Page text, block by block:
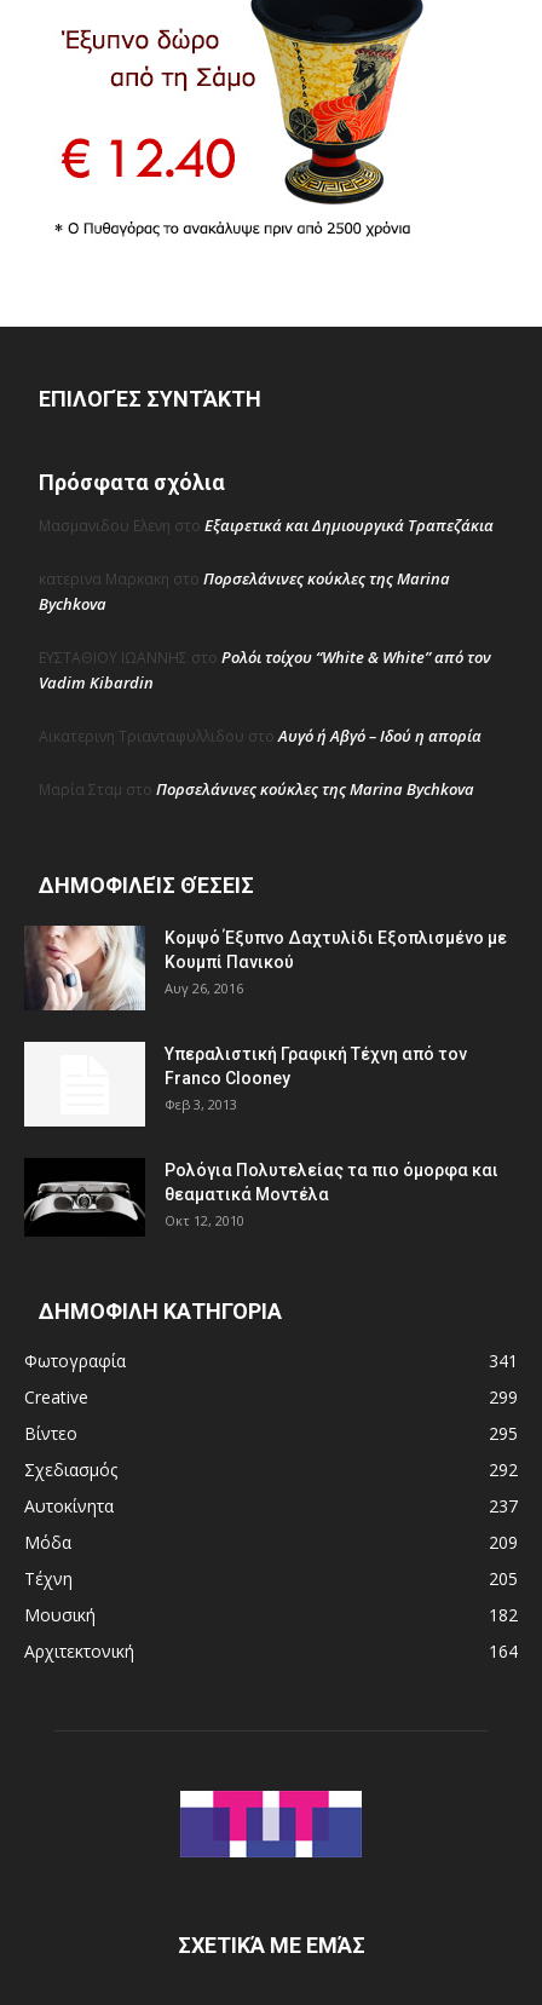
ΕΠΙΛΟΓΈΣ ΣΥΝΤΆΚΤΗ
Πρόσφατα σχόλια
Μασμανιδου Ελενη στο Εξαιρετικά και Δημιουργικά Τραπεζάκια
κατερινα Μαρκακη στο Πορσελάνινες κούκλες της Marina
Bychkova
ΕΥΣΤΑΘΙΟΥ ΙΩΑΝΝΗΣ στο Ρολόι τοίχου “White & White” από τον
Vadim Kibardin
Αικατερινη Τριανταφυλλιδου στοΑυγό ή Αβγό – Ιδού η απορία
Μαρία Σταμ στο Πορσελάνινες κούκλες της Marina Bychkova
ΔΗΜΟΦΙΛΕΊΣ ΘΈΣΕΙΣ
Κομψό Έξυπνο Δαχτυλίδι Εξοπλισμένο με
Κουμπί Πανικού
Αυγ 26, 2016
Υπεραλιστική Γραφική Τέχνη από τον
Franco Clooney
Φεβ 3, 2013
Ρολόγια Πολυτελείας τα πιο όμορφα και
θεαματικά Μοντέλα
Οκτ 12, 2010
ΔΗΜΟΦΙΛΗ ΚΑΤΗΓΟΡΙΑ
Φωτογραφία
341
Creative
299
Βίντεο
295
Σχεδιασμός
292
Αυτοκίνητα
237
Μόδα
209
Τέχνη
205
Μουσική
182
Αρχιτεκτονική
164
ΣΧΕΤΙΚΆ ΜΕ ΕΜΆΣ